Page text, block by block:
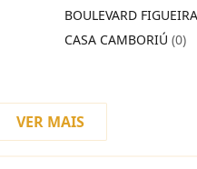
BOULEVARD FIGUEIRA
CASA CAMBORIÚ (0)
VER MAIS